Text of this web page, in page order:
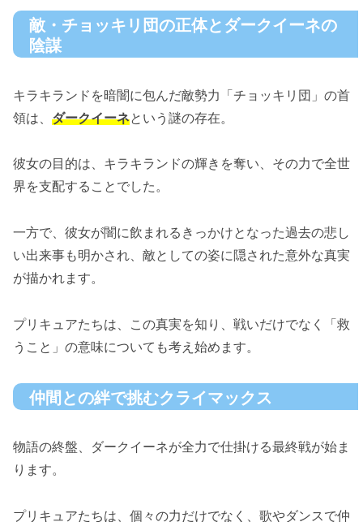
敵・チョッキリ団の正体とダークイーネの
陰謀
キラキランドを暗闇に包んだ敵勢力「チョッキリ団」の首
領は、 ダークイーネという謎の存在。
彼女の目的は、キラキランドの輝きを奪い、その力で全世
界を支配することでした。
一方で、彼女が闇に飲まれるきっかけとなった過去の悲し
い出来事も明かされ、敵としての姿に隠された意外な真実
が描かれます。
プリキュアたちは、この真実を知り、戦いだけでなく「救
うこと」の意味についても考え始めます。
仲間との絆で挑むクライマックス
物語の終盤、ダークイーネが全力で仕掛ける最終戦が始ま
ります。
プリキュアたちは、個々の力だけでなく、歌やダンスで仲